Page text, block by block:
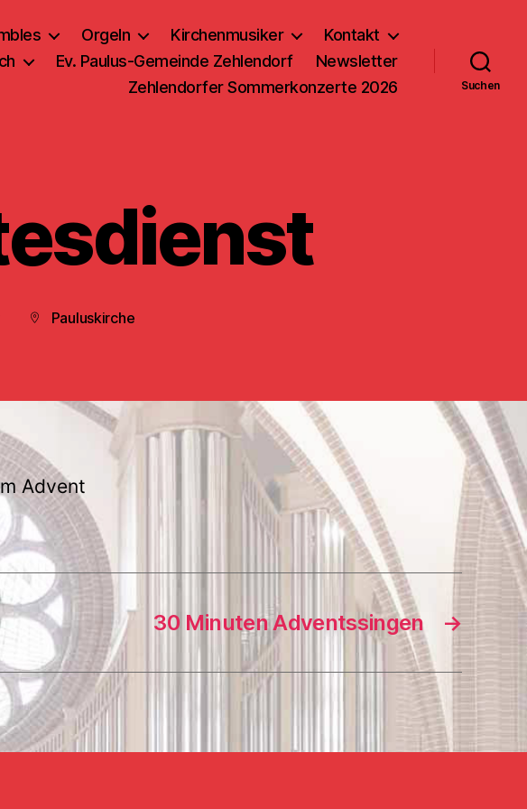
Orgeln Kirchenmusiker
Kontakt
Ev. Paulus-Gemeinde Zehlendorf
Newsletter
Zehlendorfer Sommerkonzerte 2026
Suchen
Beitragsort
Pauluskirche
Advent
→
30 Minuten Adventssingen